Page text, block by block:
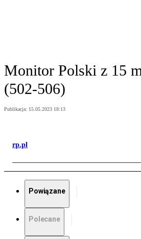
Monitor Polski z 15
(502-506)
Publikacja: 15.05.2023 18:13
rp.pl
Powiązane
Polecane